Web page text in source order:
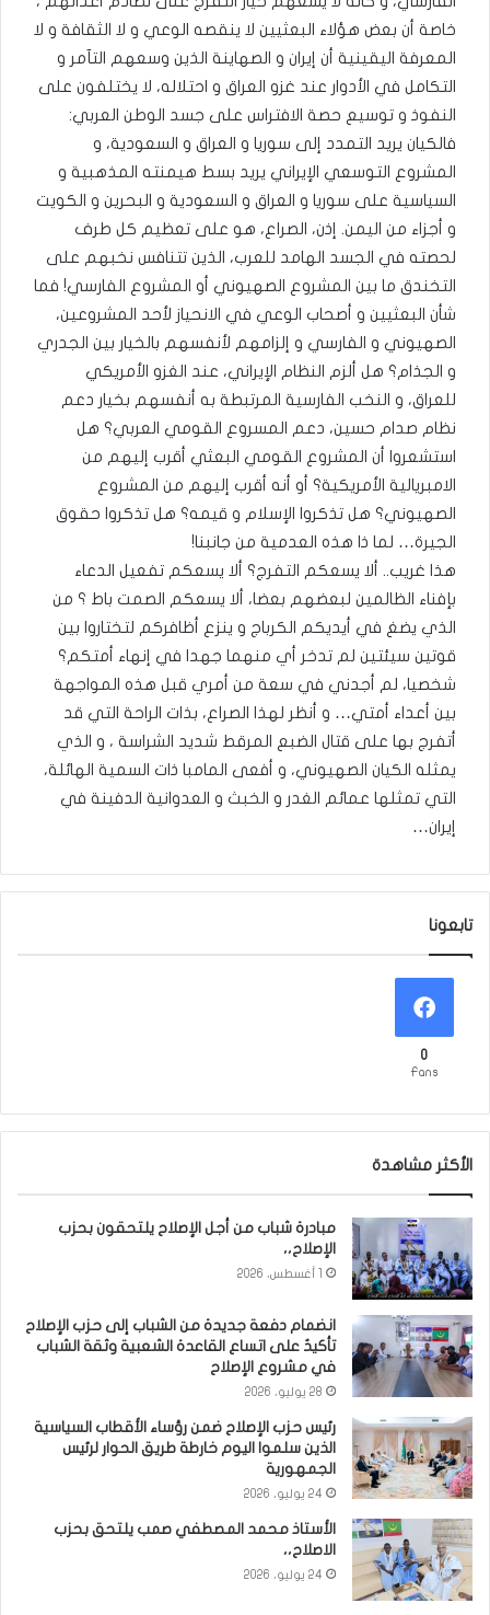
خاصة أن بعض هؤلاء البعثيين لا ينقصه الوعي و لا الثقافة و لا
المعرفة اليقينية أن إيران و الصهاينة الذين وسعهم التآمر و
التكامل في الأدوار عند غزو العراق و احتلاله، لا يختلفون على
النفوذ و توسيع حصة الافتراس على جسد الوطن العربي:
فالكيان يريد التمدد إلى سوريا و العراق و السعودية، و
المشروع التوسعي الإيراني يريد بسط هيمنته المذهبية و
السياسية على سوريا و العراق و السعودية و البحرين و الكويت
و أجزاء من اليمن. إذن، الصراع، هو على تعظيم كل طرف
لحصته في الجسد الهامد للعرب، الذين تتنافس نخبهم على
التخندق ما بين المشروع الصهيوني أو المشروع الفارسي! فما
شأن البعثيين و أصحاب الوعي في الانحياز لأحد المشروعين،
الصهيوني و الفارسي و إلزامهم لأنفسهم بالخيار بين الجدري
و الجذام؟ هل ألزم النظام الإيراني، عند الغزو الأمريكي
للعراق، و النخب الفارسية المرتبطة به أنفسهم بخيار دعم
نظام صدام حسين، دعم المسروع القومي العربي؟ هل
استشعروا أن المشروع القومي البعثي أقرب إليهم من
الامبريالية الأمريكية؟ أو أنه أقرب إليهم من المشروع
الصهيوني؟ هل تذكروا الإسلام و قيمه؟ هل تذكروا حقوق
الجيرة… لما ذا هذه العدمية من جانبنا!
هذا غريب.. ألا يسعكم التفرج؟ ألا يسعكم تفعيل الدعاء
بإفناء الظالمين لبعضهم بعضا، ألا يسعكم الصمت باط ؟ من
الذي يضغ في أيديكم الكرباج و ينزع أظافركم لتختاروا بين
قوتين سيئتين لم تدخر أي منهما جهدا في إنهاء أمتكم؟
شخصيا، لم أجدني في سعة من أمري قبل هذه المواجهة
بين أعداء أمتي… و أنظر لهذا الصراع، بذات الراحة التي قد
أتفرج بها على قتال الضبع المرقط شديد الشراسة ، و الذي
يمثله الكيان الصهيوني، و أفعى المامبا ذات السمية الهائلة،
التي تمثلها عمائم الغدر و الخبث و العدوانية الدفينة في
إيران…
تابعونا
0
Fans
الأكثر مشاهدة
مبادرة شباب من أجل الإصلاح يلتحقون بحزب
الإصلاح،،
انضمام دفعة جديدة من الشباب إلى حزب الإصلاح
تأكيدٌ على اتساع القاعدة الشعبية وثقة الشباب
في مشروع الإصلاح
28 يوليو، 2026
رئيس حزب الإصلاح ضمن رؤساء الأقطاب السياسية
الذين سلموا اليوم خارطة طريق الحوار لرئيس
الجمهورية
24 يوليو، 2026
الأستاذ محمد المصطفي صمب يلتحق بحزب
الاصلاح،،
24 يوليو، 2026